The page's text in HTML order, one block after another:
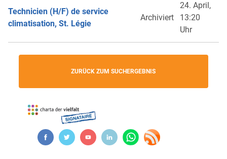
Technicien (H/F) de service
climatisation, St. Légie
Archiviert
24. April,
13:20
Uhr
ZURÜCK ZUM SUCHERGEBNIS